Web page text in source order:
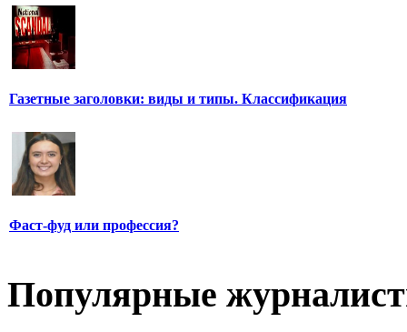
Газетные заголовки: виды и типы. Классификация
Фаст-фуд или профессия?
Популярные